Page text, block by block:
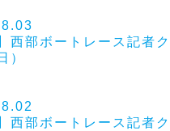
西部ボートレース記者
）
西部ボートレース記者